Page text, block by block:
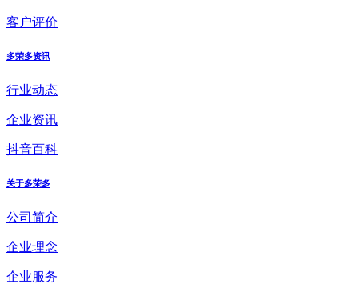
客户评价
多荣多资讯
行业动态
企业资讯
抖音百科
关于多荣多
公司简介
企业理念
企业服务